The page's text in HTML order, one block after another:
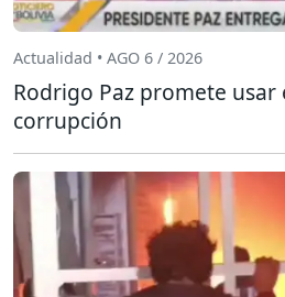
Actualidad • AGO 6 / 2026
Rodrigo Paz promete
corrupción